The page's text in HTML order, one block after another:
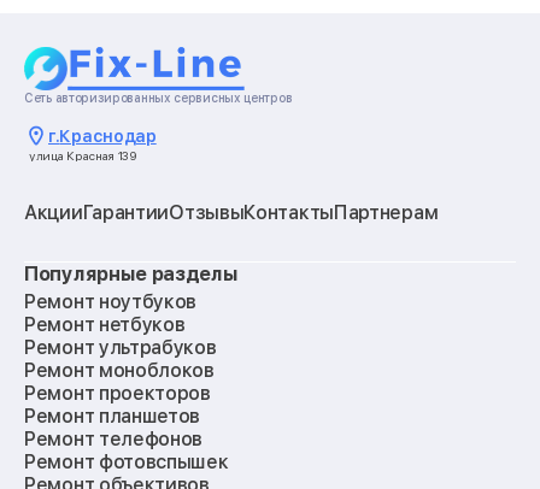
Сеть авторизированных сервисных центров
г.Краснодар
улица Красная 139
АкцииГарантииОтзывыКонтактыПартнерам
Популярные разделы
Ремонт ноутбуков
Ремонт нетбуков
Ремонт ультрабуков
Ремонт моноблоков
Ремонт проекторов
Ремонт планшетов
Ремонт телефонов
Ремонт фотовспышек